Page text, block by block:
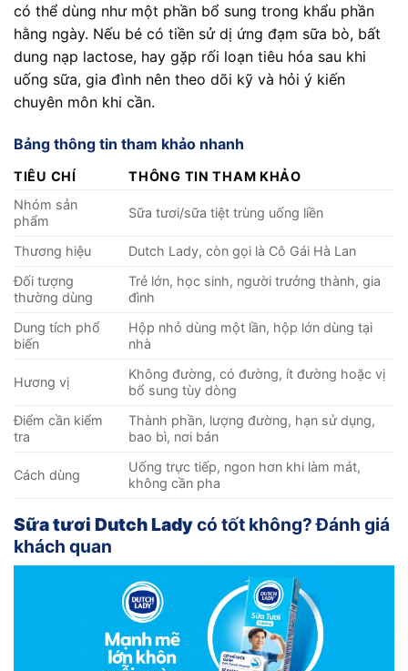
có thể dùng như một phần bổ sung trong khẩu phần
hằng ngày. Nếu bé có tiền sử dị ứng đạm sữa bò, bất
dung nạp lactose, hay gặp rối loạn tiêu hóa sau khi
uống sữa, gia đình nên theo dõi kỹ và hỏi ý kiến
chuyên môn khi cần.
Bảng thông tin tham khảo nhanh
TIÊU CHÍ
THÔNG TIN THAM KHẢO
Nhóm sản
phẩm
Sữa tươi/sữa tiệt trùng uống liền
Thương hiệu
Dutch Lady, còn gọi là Cô Gái Hà Lan
Đối tượng
thường dùng
Trẻ lớn, học sinh, người trưởng thành, gia
đình
Dung tích phổ
biến
Hộp nhỏ dùng một lần, hộp lớn dùng tại
nhà
Hương vị
Không đường, có đường, ít đường hoặc vị
bổ sung tùy dòng
Điểm cần kiểm
tra
Thành phần, lượng đường, hạn sử dụng,
bao bì, nơi bán
Cách dùng
Uống trực tiếp, ngon hơn khi làm mát,
không cần pha
Sữa tươi Dutch Ladycó tốt không? Đánh giá
khách quan